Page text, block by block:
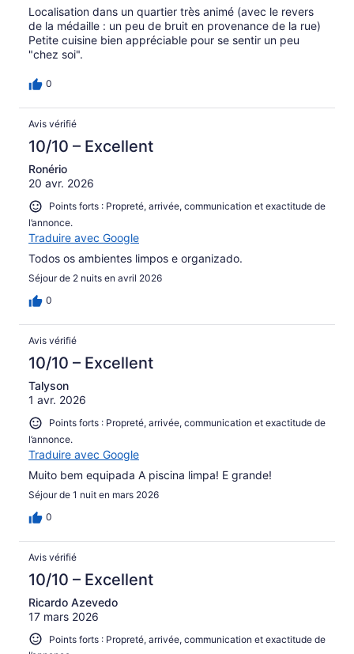
Localisation dans un quartier très animé (avec le revers
de la médaille : un peu de bruit en provenance de la rue)
Petite cuisine bien appréciable pour se sentir un peu
"chez soi".
0
Avis vérifié
10/10 – Excellent
Ronério
20 avr. 2026
Points forts : Propreté, arrivée, communication et exactitude de
l’annonce.
Traduire avec Google
Todos os ambientes limpos e organizado.
Séjour de 2 nuits en avril 2026
0
Avis vérifié
10/10 – Excellent
Talyson
1 avr. 2026
Points forts : Propreté, arrivée, communication et exactitude de
l’annonce.
Traduire avec Google
Muito bem equipada A piscina limpa! E grande!
Séjour de 1 nuit en mars 2026
0
Avis vérifié
10/10 – Excellent
Ricardo Azevedo
17 mars 2026
Points forts : Propreté, arrivée, communication et exactitude de